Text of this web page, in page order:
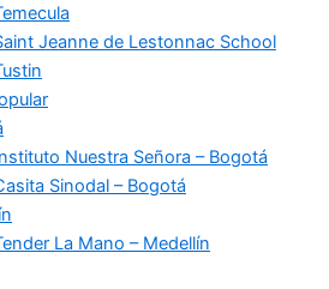
Jeanne de Lestonnac School
Nuestra Señora – Bogotá
Sinodal – Bogotá
La Mano – Medellín